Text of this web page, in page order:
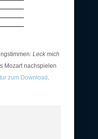
Leck mich
Mozart nachspielen
zum Download .